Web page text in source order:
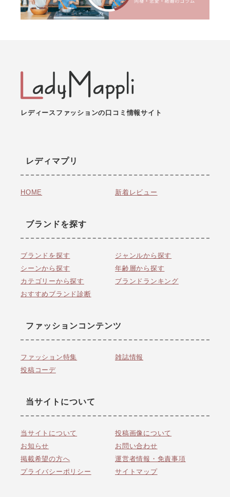
レディースファッションの口コミ情報サイト
レディマプリ
HOME 新着レビュー
ブランドを探す
ブランドを探す
ジャンルから探す
シーンから探す
年齢層から探す
カテゴリーから探す
ブランドランキング
おすすめブランド診断
ファッションコンテンツ
ファッション特集
雑誌情報
投稿コーデ
当サイトについて
当サイトについて
投稿画像について
お知らせ
お問い合わせ
掲載希望の方へ
運営者情報・免責事項
プライバシーポリシー
サイトマップ